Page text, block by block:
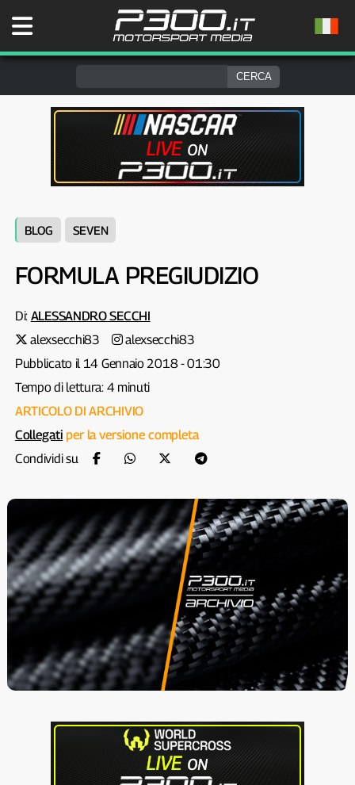
BLOG SEVEN
FORMULA PREGIUDIZIO
Di: ALESSANDRO SECCHI
alexsecchi83
alexsecchi83
Pubblicato il 14 Gennaio 2018 - 01:30
Tempo di lettura: 4 minuti
ARTICOLO DI ARCHIVIO
Collegati per la versione completa
Condividi su